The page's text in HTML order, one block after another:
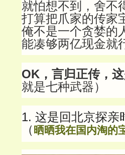
就怕想不到，舍不
打算把爪家的传家
俺不是一个贪婪的
能凑够两亿现金就
OK，言归正传，
就是七种武器）
1. 这是回北京探亲
（晒晒我在国内淘的